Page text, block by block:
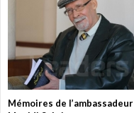
Mémoires de l’ambassadeur